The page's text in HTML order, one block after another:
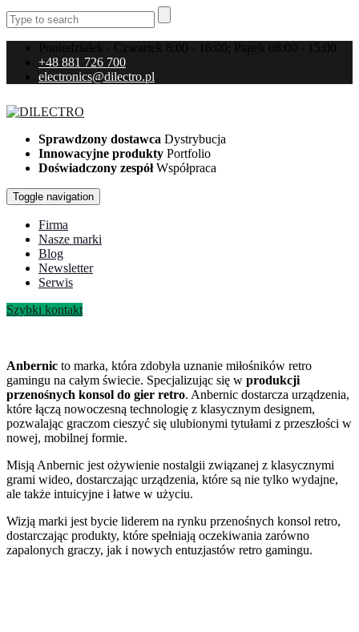
Poniedziałek - Czwartek 8:00 - 16:00; Piątek 08:00 - 15:00
+48 881 726 700
electronics@dilectro.pl
Sprawdzony dostawca Dystrybucja
Innowacyjne produkty Portfolio
Doświadczony zespół Współpraca
Toggle navigation
Firma
Nasze marki
Blog
Newsletter
Serwis
Szybki kontakt
Anbernic to marka, która zdobyła uznanie miłośników retro
gamingu na całym świecie. Specjalizując się w produkcji
przenośnych konsol do gier retro. Anbernic dostarcza urządzenia,
które łączą nowoczesną technologię z klasycznym designem,
pozwalając graczom cieszyć się ulubionymi tytułami z przeszłości w
nowej, mobilnej formie.
Misją Anbernic jest ożywienie nostalgii związanej z klasycznymi
grami wideo, dostarczając urządzenia, które są nie tylko wydajne,
ale także intuicyjne i łatwe w użyciu.
Wizją marki jest bycie liderem na rynku przenośnych konsol retro,
dostarczając produkty, które spełniają oczekiwania zarówno
zapalonych graczy, jak i nowych entuzjastów retro gamingu.